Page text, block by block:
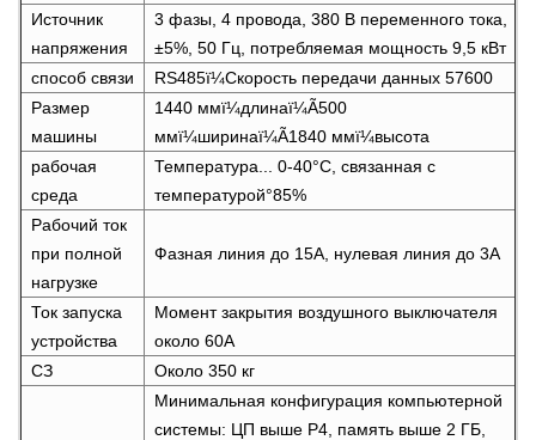
Источник
напряжения
3 фазы, 4 провода, 380 В переменного тока,
±5%, 50 Гц, потребляемая мощность 9,5 кВт
способ связи
RS485ï¼Скорость передачи данных 57600
Размер
машины
1440 ммï¼длинаï¼Ã500
ммï¼ширинаï¼Ã1840 ммï¼высота
рабочая
среда
Температура... 0-40°С, связанная с
температурой°85%
Рабочий ток
при полной
нагрузке
Фазная линия до 15А, нулевая линия до 3А
Ток запуска
устройства
Момент закрытия воздушного выключателя
около 60А
СЗ
Около 350 кг
Минимальная конфигурация компьютерной
системы: ЦП выше P4, память выше 2 ГБ,